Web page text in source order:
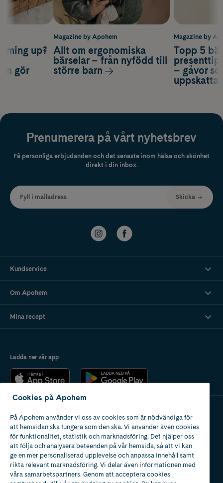
Magazine by
Topp 5
– gåvor
up?
gör
Magazine by Apohem
Allt om ergonomiska
bärselar – från nyfödd till
större barn
Prenumerera på vårt nyhetsbrev
Få personliga erbjudanden och det senaste inom hälsa och skönhet
direkt i din inbox.
Fyll i mailadress Skicka
Kundservice
Om Apohem
Mina recept
Ladda ner vår app
Apotek med tillstånd
av Läkemedelsverket
Cookies på Apohem
På Apohem använder vi oss av cookies som är nödvändiga för
att hemsidan ska fungera som den ska. Vi använder även cookies
för funktionalitet, statistik och marknadsföring. Det hjälper oss
att följa och analysera beteenden på vår hemsida, så att vi kan
ge en mer personaliserad upplevelse och anpassa innehåll samt
rikta relevant marknadsföring. Vi delar även informationen med
våra samarbetspartners. Genom att acceptera cookies